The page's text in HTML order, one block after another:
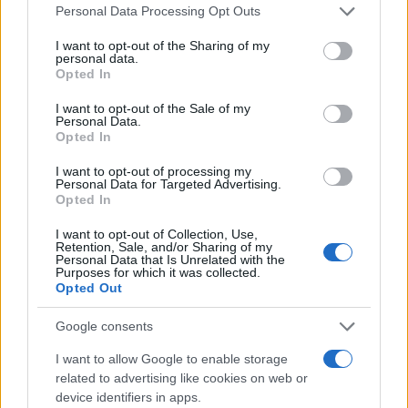
Please note that this website/app uses one or more Google
not limited to your visit or usage behaviour. You may click to
grant or deny consent to Google and its third-party tags to
use your data for below specified purposes in below Google
consent section.
Personal Data Processing Opt Outs
I want to opt-out of the Sharing of my
personal data.
Opted In
I want to opt-out of the Sale of my
Personal Data.
Opted In
I want to opt-out of processing my
Personal Data for Targeted Advertising.
Opted In
I want to opt-out of Collection, Use,
Retention, Sale, and/or Sharing of my
Personal Data that Is Unrelated with the
Purposes for which it was collected.
Opted Out
Google consents
I want to allow Google to enable storage
related to advertising like cookies on web or
device identifiers in apps.
Σχολίασε εδώ
50 /50
Υποβολή σχολίου
Όροι Χρήσης . Το site προστατεύεται από reCAPTCHA, ισχύουν
Πολιτική Απορρήτου&Όροι Χρήσηςτης Google.
ΒΡΑΖΙΛΙΑ
ΕΙΔΗΣΕΙΣ
ΚΟΠΑ ΛΙΜΠΕΡΤΑΔΟΡΕΣ
ΠΟΔΟΣΦΑΙΡΟ